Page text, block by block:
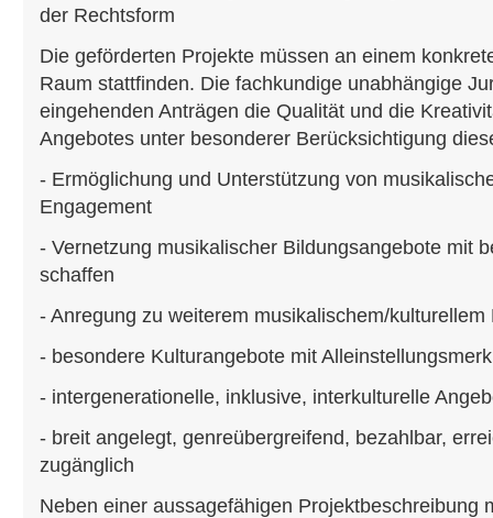
der Rechtsform
Die geförderten Projekte müssen an einem
Raum stattfinden. Die fachkundige unabhängige
eingehenden Anträgen die Qualität und die
Angebotes unter besonderer Berücksichtigung
- Ermöglichung und Unterstützung von
Engagement
- Vernetzung musikalischer Bildungsangebote mit
schaffen
- Anregung zu weiterem musikalischem/kulturellem
- besondere Kulturangebote mit
- intergenerationelle, inklusive, interkulturelle
- breit angelegt, genreübergreifend, bezahlbar,
zugänglich
Neben einer aussagefähigen Projektbeschreibung